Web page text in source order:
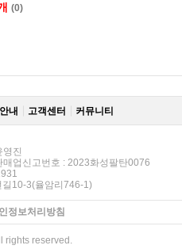
(0)
내 고객센터 커뮤니티
영진
업신고번호 : 2023화성팔탄0076
길10-3(율암리746-1)
정보처리방침
reserved.